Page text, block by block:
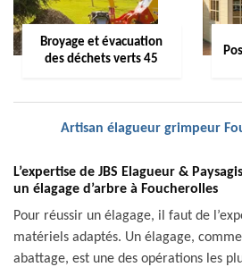
Broyage et évacuation
des déchets verts 45
Artisan élagueur grimpeur
L’expertise de JBS Elagueur &
un élagage d’arbre à Foucherolles
Pour réussir un élagage, il faut de
matériels adaptés. Un élagage,
abattage, est une des opérations les